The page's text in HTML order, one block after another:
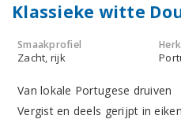
Klassieke witte
Smaakprofiel
Zacht, rijk
Van lokale Portugese druiven
Vergist en deels gerijpt in